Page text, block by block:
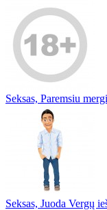
Seksas, Paremsiu
Seksas, Juoda Vergų